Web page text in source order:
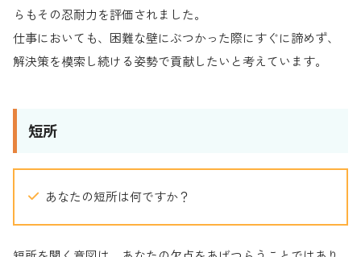
らもその忍耐力を評価されました。
仕事においても、困難な壁にぶつかった際にすぐに諦めず、
解決策を模索し続ける姿勢で貢献したいと考えています。
短所
あなたの短所は何ですか？